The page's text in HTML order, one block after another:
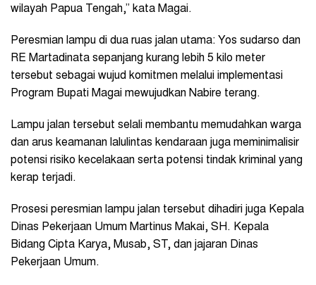
wilayah Papua Tengah,” kata Magai.
Peresmian lampu di dua ruas jalan utama: Yos sudarso dan
RE Martadinata sepanjang kurang lebih 5 kilo meter
tersebut sebagai wujud komitmen melalui implementasi
Program Bupati Magai mewujudkan Nabire terang.
Lampu jalan tersebut selali membantu memudahkan warga
dan arus keamanan lalulintas kendaraan juga meminimalisir
potensi risiko kecelakaan serta potensi tindak kriminal yang
kerap terjadi.
Prosesi peresmian lampu jalan tersebut dihadiri juga Kepala
Dinas Pekerjaan Umum Martinus Makai, SH. Kepala
Bidang Cipta Karya, Musab, ST, dan jajaran Dinas
Pekerjaan Umum.